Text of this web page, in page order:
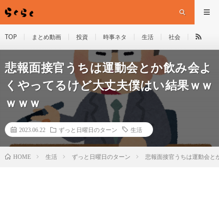
TOP まとめ動画 投資 時事ネタ 生活 社会
悲報面接官うちは運動会とか飲み会よ
くやってるけど大丈夫僕はい結果ｗｗ
ｗｗｗ
2023.06.22 ずっと日曜日のターン 生活
HOME 生活 ずっと日曜日のターン 悲報面接官うちは運動会と